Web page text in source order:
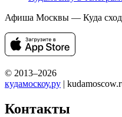
Афиша Москвы — Куда
© 2013–2026
кудамоскоу.ру |
Контакты